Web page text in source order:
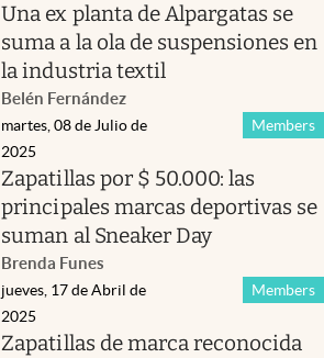
Una ex planta de Alpargatas se
suma a la ola de suspensiones en
la industria textil
Belén Fernández
Members
martes, 08 de Julio de
2025
Zapatillas por $ 50.000: las
principales marcas deportivas se
suman al Sneaker Day
Brenda Funes
Members
jueves, 17 de Abril de
2025
Zapatillas de marca reconocida